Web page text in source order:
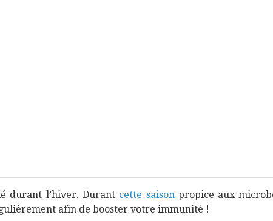
durant l’hiver. Durant cette saisonpropice aux
afin de booster votre immunité !